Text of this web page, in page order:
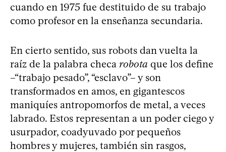
cuando en 1975 fue destituido de su trabajo
como profesor en la enseñanza secundaria.
En cierto sentido, sus robots dan vuelta la
raíz de la palabra checa robota que los define
–“trabajo pesado”, “esclavo”– y son
transformados en amos, en gigantescos
maniquíes antropomorfos de metal, a veces
labrado. Estos representan a un poder ciego y
usurpador, coadyuvado por pequeños
hombres y mujeres, también sin rasgos,